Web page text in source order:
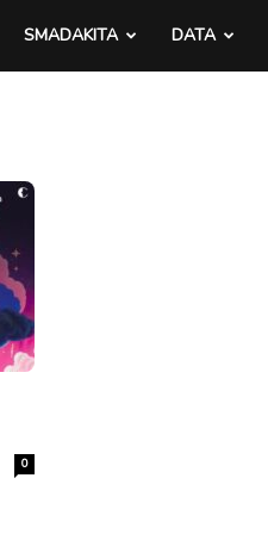
SMADAKITA DATA
0